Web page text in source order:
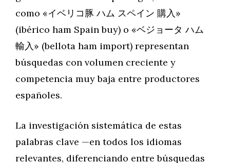
como «イベリコ豚 ハム スペイン 購入»
(ibérico ham Spain buy) o «ベジョータ ハム
輸入» (bellota ham import) representan
búsquedas con volumen creciente y
competencia muy baja entre productores
españoles.
La investigación sistemática de estas
palabras clave —en todos los idiomas
relevantes, diferenciando entre búsquedas